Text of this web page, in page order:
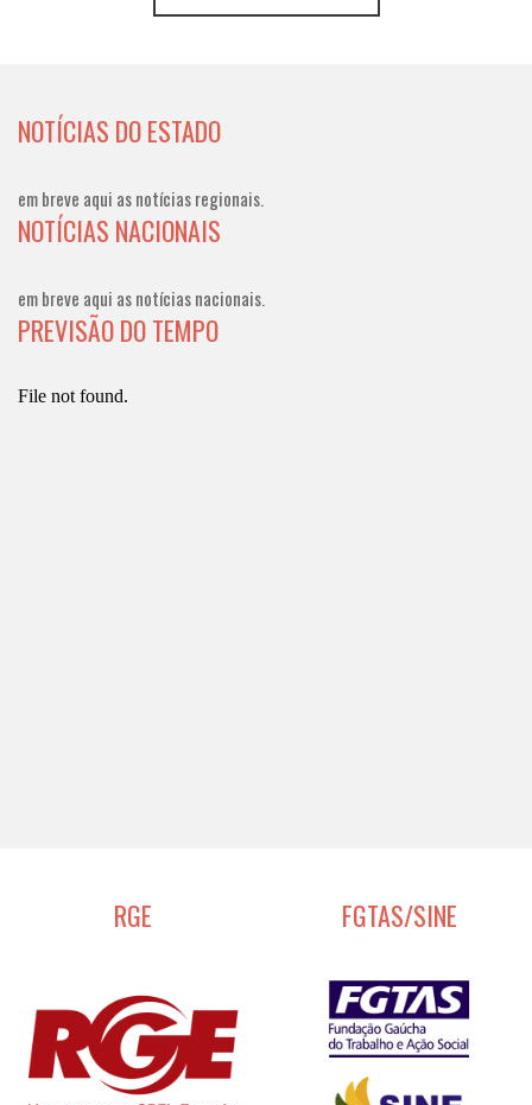
NOTÍCIAS DO ESTADO
em breve aqui as notícias regionais.
NOTÍCIAS NACIONAIS
em breve aqui as notícias nacionais.
PREVISÃO DO TEMPO
RGE FGTAS/SINE